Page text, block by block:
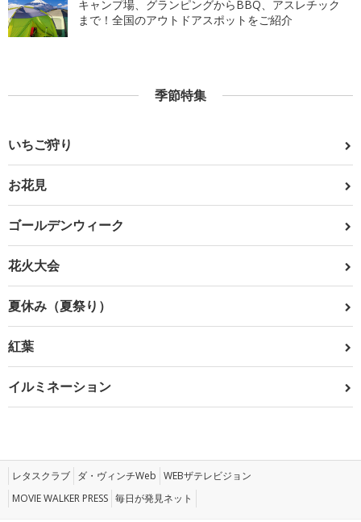
キャンプ場、グランピングからBBQ、アスレチック
まで！全国のアウトドアスポットをご紹介
季節特集
いちご狩り
お花見
ゴールデンウィーク
花火大会
夏休み（夏祭り）
紅葉
イルミネーション
レタスクラブ ダ・ヴィンチWeb WEBザテレビジョン
MOVIE WALKER PRESS 毎日が発見ネット